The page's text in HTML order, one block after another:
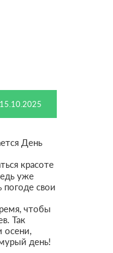
15.10.2025
День
красоте
уже
погоде свои
чтобы
Так
осени,
день!